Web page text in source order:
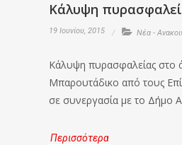
Κάλυψη
19 Ιουνίου, 2015 Νέα -
Κάλυψη πυρασφαλείας στο
Μπαρουτάδικο από τους
σε συνεργασία με το Δήμο
Περισσότερα